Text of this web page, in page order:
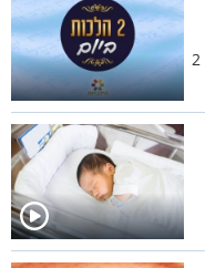
הלכה יומית – האם מותר להוריד כביסה בשבת? 2